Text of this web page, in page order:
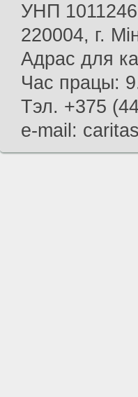
УНП
220004, г.
Адрас для
Час працы:
Тэл. +375
e-mail: